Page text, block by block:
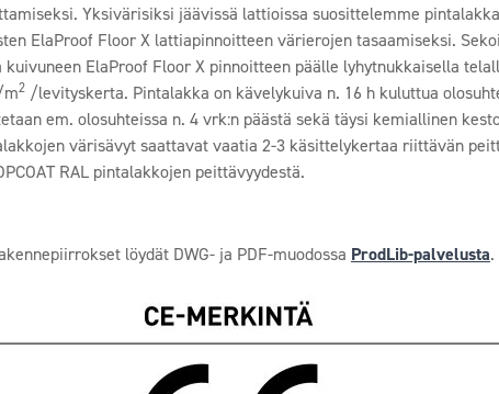
Yksivärisiksi jäävissä lattioissa suosittelemme
ElaProof Floor X lattiapinnoitteen värierojen tasaamiseksi.
ElaProof Floor X pinnoitteen päälle lyhytnukkaisella
m2 /levityskerta. Pintalakka on kävelykuiva n. 16 h kuluttua
em. olosuhteissa n. 4 vrk:n päästä sekä täysi kemiallinen
värisävyt saattavat vaatia 2-3 käsittelykertaa riittävän
RAL pintalakkojen peittävyydestä.
löydät DWG- ja PDF-muodossa ProdLib-palvelusta.